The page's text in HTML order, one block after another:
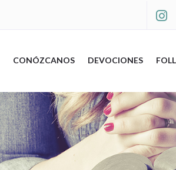

CONÓZCANOS DEVOCIONES